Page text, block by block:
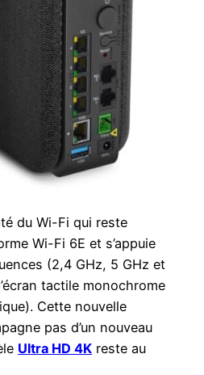
du Wi-Fi qui reste
Wi-Fi 6E et s’appuie
(2,4 GHz, 5 GHz et
tactile monochrome
Cette nouvelle
pas d’un nouveau
Ultra HD 4K reste au